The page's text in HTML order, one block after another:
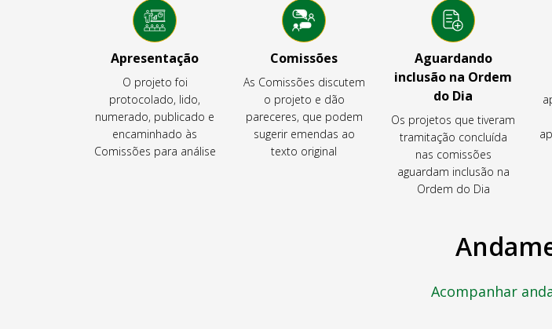
Apresentação
O projeto foi
protocolado, lido,
numerado, publicado e
encaminhado às
Comissões para análise
Comissões
As Comissões discutem
o projeto e dão
pareceres, que podem
sugerir emendas ao
texto original
Aguardando
inclusão na Ordem
do Dia
Os projetos que tiveram
tramitação concluída
nas comissões
aguardam inclusão na
Ordem do Dia
Acompanhar